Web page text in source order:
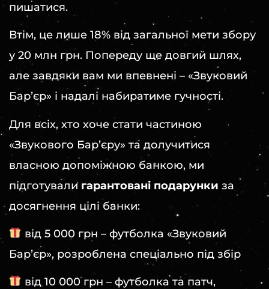
пишатися.
Втім, це лише 18% від загальної мети збору
у 20 млн грн. Попереду ще довгий шлях,
але завдяки вам ми впевнені – «Звуковий
Барʼєр» і надалі набиратиме гучності.
Для всіх, хто хоче стати частиною
«Звукового Барʼєру» та долучитися
власною допоміжною банкою, ми
підготували гарантовані подарунки за
досягнення цілі банки:
від 5 000 грн – футболка «Звуковий
Барʼєр», розроблена спеціально під збір
від 10 000 грн – футболка та патч,